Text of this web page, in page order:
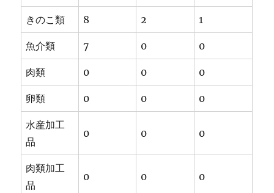
きのこ類 8 2 1
魚介類 7 0 0
肉類 0 0 0
卵類 0 0 0
水産加工
品
0 0 0
肉類加工
品
0 0 0